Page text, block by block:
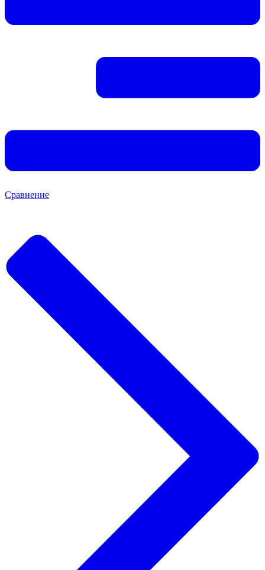
Сравнение